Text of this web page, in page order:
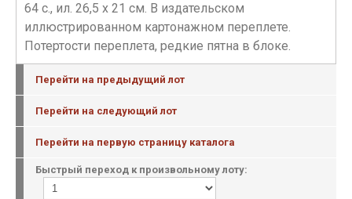
64 с., ил. 26,5 х 21 см. В издательском
иллюстрированном картонажном переплете.
Потертости переплета, редкие пятна в блоке.
Перейти на предыдущий лот
Перейти на следующий лот
Перейти на первую страницу каталога
Быстрый переход к произвольному лоту: